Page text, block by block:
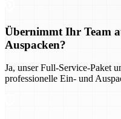
Übernimmt Ihr Team
Auspacken?
Ja, unser Full-Service-Paket
professionelle Ein- und